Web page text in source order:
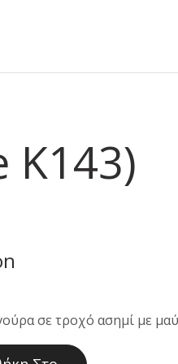
K143)
σε τροχό ασημί με